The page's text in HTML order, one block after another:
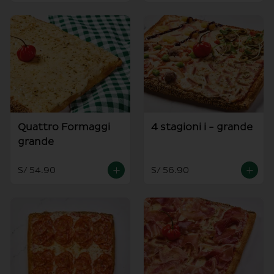
Quattro Formaggi
grande
S/ 54.90
4 stagioni i - grande
S/ 56.90